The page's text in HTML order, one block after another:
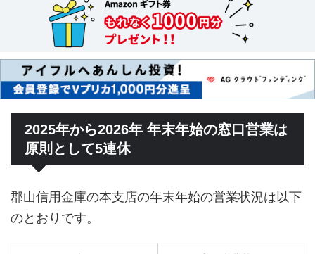
2025年から2026年 年末年始の窓口営業は
原則として5連休
郡山信用金庫の本支店の年末年始の営業状況は以下
のとおりです。